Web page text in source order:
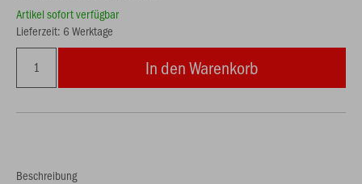
Artikel sofort verfügbar
Lieferzeit: 6 Werktage
In den Warenkorb
Beschreibung